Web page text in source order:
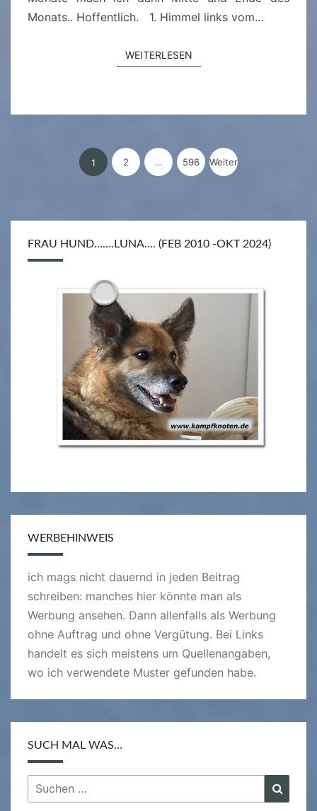
2
Monats.. Hoffentlich. 1. Himmel links vom…
WEITERLESEN
Seitennummerierung
der
1 2 … 596 Weiter
FRAU HUND…….LUNA…. (FEB 2010 -OKT 2024)
WERBEHINWEIS
ich mags nicht dauernd in jeden Beitrag
schreiben: manches hier könnte man als
Werbung ansehen. Dann allenfalls als Werbung
ohne Auftrag und ohne Vergütung. Bei Links
handelt es sich meistens um Quellenangaben,
wo ich verwendete Muster gefunden habe.
SUCH MAL WAS…
Suchen
nach: